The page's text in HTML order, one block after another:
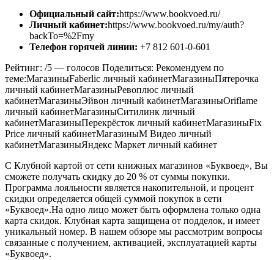
Официальный сайт:https://www.bookvoed.ru/
Личный кабинет:https://www.bookvoed.ru/my/auth?
backTo=%2Fmy
Телефон горячей линии: +7 812 601-0-601
Рейтинг: /5 — голосов Поделиться: Рекомендуем по
теме:МагазиныFaberlic личный кабинетМагазиныПятерочка
личный кабинетМагазиныРевоплюс личный
кабинетМагазиныЭйвон личный кабинетМагазиныOriflame
личный кабинетМагазиныСитилинк личный
кабинетМагазиныПерекрёсток личный кабинетМагазиныFix
Price личный кабинетМагазиныМ Видео личный
кабинетМагазиныЯндекс Маркет личный кабинет
С Клубной картой от сети книжных магазинов «Буквоед», Вы
сможете получать скидку до 20 % от суммы покупки.
Программа лояльности является накопительной, и процент
скидки определяется общей суммой покупок в сети
«Буквоед».На одно лицо может быть оформлена только одна
карта скидок. Клубная карта защищена от подделок, и имеет
уникальный номер. В нашем обзоре мы рассмотрим вопросы
связанные с получением, активацией, эксплуатацией карты
«Буквоед».